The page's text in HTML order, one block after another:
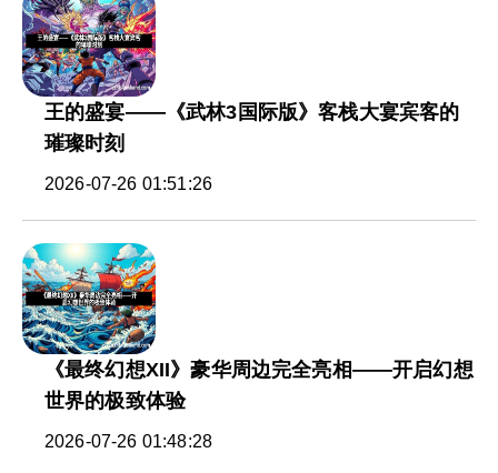
王的盛宴——《武林3国际版》客栈大宴宾客的
璀璨时刻
2026-07-26 01:51:26
《最终幻想XII》豪华周边完全亮相——开启幻想
世界的极致体验
2026-07-26 01:48:28